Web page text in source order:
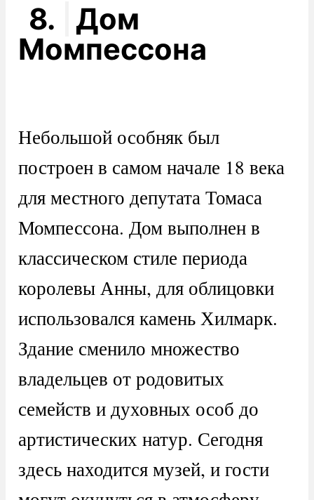
8.
Дом
Момпессона
Небольшой особняк был
построен в самом начале 18 века
для местного депутата Томаса
Момпессона. Дом выполнен в
классическом стиле периода
королевы Анны, для облицовки
использовался камень Хилмарк.
Здание сменило множество
владельцев от родовитых
семейств и духовных особ до
артистических натур. Сегодня
здесь находится музей, и гости